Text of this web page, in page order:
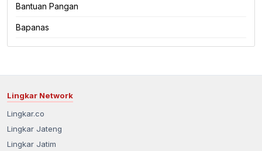
Bantuan Pangan
Bapanas
Lingkar Network
Lingkar.co
Lingkar Jateng
Lingkar Jatim